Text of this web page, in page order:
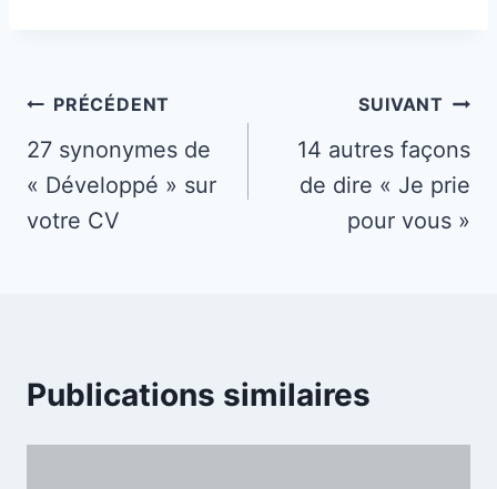
Navigation
de
l’article
PRÉCÉDENT
27 synonymes de
« Développé » sur
votre CV
SUIVANT
14 autres façons
de dire « Je prie
pour vous »
Publications similaires